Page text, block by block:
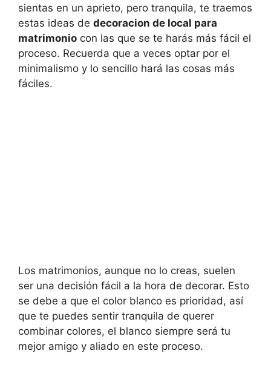
sientas en un aprieto, pero tranquila, te traemos
estas ideas de decoracion de local para
matrimonio con las que se te harás más fácil el
proceso. Recuerda que a veces optar por el
minimalismo y lo sencillo hará las cosas más
fáciles.
Los matrimonios, aunque no lo creas, suelen
ser una decisión fácil a la hora de decorar. Esto
se debe a que el color blanco es prioridad, así
que te puedes sentir tranquila de querer
combinar colores, el blanco siempre será tu
mejor amigo y aliado en este proceso.